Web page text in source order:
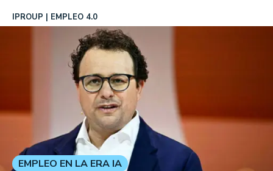
IPROUP EMPLEO 4.0
EMPLEO EN LA ERA IA